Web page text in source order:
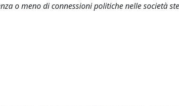
o meno di connessioni politiche nelle società